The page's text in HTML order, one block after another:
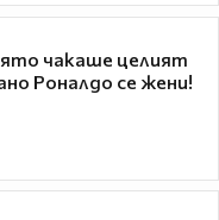
чакаше целият
Роналдо се жени!